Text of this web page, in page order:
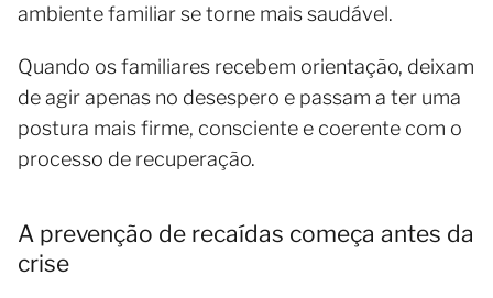
ambiente familiar se torne mais saudável.
Quando os familiares recebem orientação, deixam
de agir apenas no desespero e passam a ter uma
postura mais firme, consciente e coerente com o
processo de recuperação.
A prevenção de recaídas começa antes da
crise